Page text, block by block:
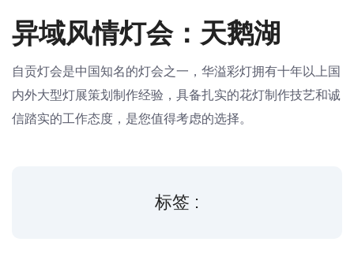
异域风情灯会：天鹅湖
自贡灯会是中国知名的灯会之一，华溢彩灯拥有十年以上国
内外大型灯展策划制作经验，具备扎实的花灯制作技艺和诚
信踏实的工作态度，是您值得考虑的选择。
标签 :